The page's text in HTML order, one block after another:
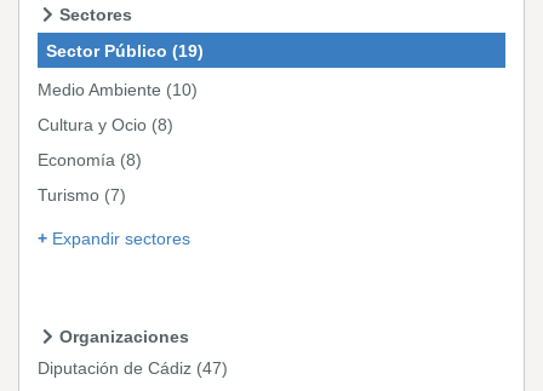
Sectores
Sector Público (19)
Medio Ambiente (10)
Cultura y Ocio (8)
Economía (8)
Turismo (7)
Expandir sectores
Organizaciones
Diputación de Cádiz (47)